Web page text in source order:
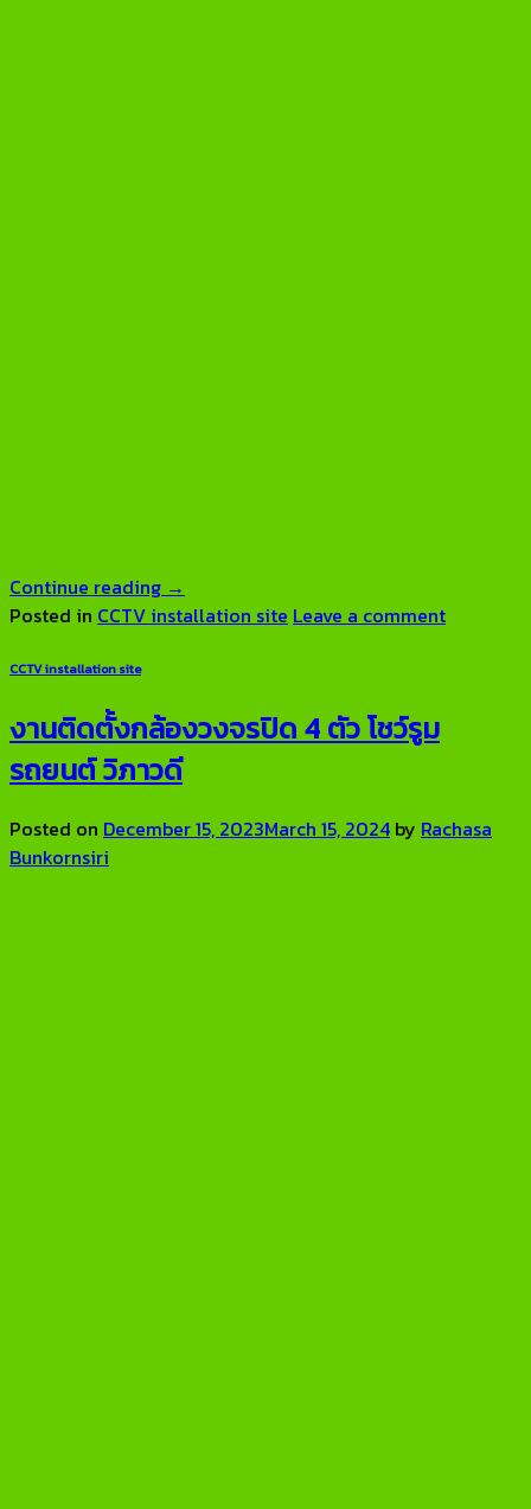
Continue reading →
Posted in CCTV installation site Leave a comment
CCTV installation site
งานติดตั้งกล้องวงจรปิด 4 ตัว โชว์รูม
รถยนต์ วิภาวดี
Posted on December 15, 2023March 15, 2024 by Rachasa
Bunkornsiri